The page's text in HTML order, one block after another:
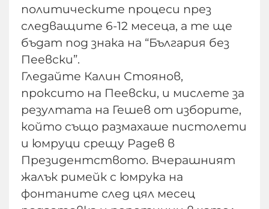
политическите процеси през
следващите 6-12 месеца, а те ще
бъдат под знака на “България без
Пеевски”.
Гледайте Калин Стоянов,
проксито на Пеевски, и мислете за
резултата на Гешев от изборите,
който също размахаше пистолети
и юмруци срещу Радев в
Президентството. Вчерашният
жалък римейк с юмрука на
фонтаните след цял месец